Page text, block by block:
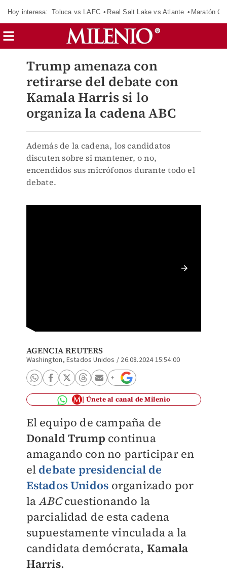
Hoy interesa: Toluca vs LAFC Real Salt Lake vs Atlante Maratón
Trump amenaza con
retirarse del debate con
Kamala Harris si lo
organiza la cadena ABC
Además de la cadena, los candidatos
discuten sobre si mantener, o no,
encendidos sus micrófonos durante todo el
debate.
AGENCIA REUTERS
Washington, Estados Unidos / 26.08.2024 15:54:00
Únete al canal de Milenio
El equipo de campaña de
Donald Trump continua
amagando con no participar en
el debate presidencial de
Estados Unidos organizado por
laABCcuestionando la
parcialidad de esta cadena
supuestamente vinculada a la
candidata demócrata, Kamala
Harris.